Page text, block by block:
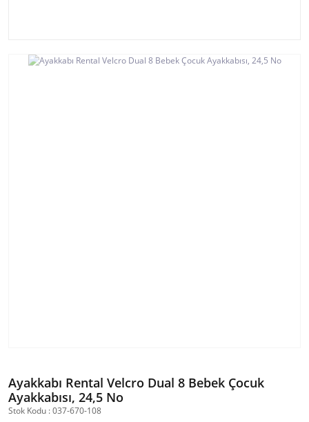
Ayakkabı Rental Velcro Dual 8 Bebek Çocuk
Ayakkabısı, 24,5 No
Stok Kodu : 037-670-108